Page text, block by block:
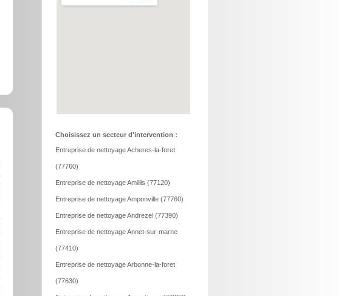
Choisissez un secteur d'intervention :
Entreprise de nettoyage Acheres-la-foret
(77760)
Entreprise de nettoyage Amillis (77120)
Entreprise de nettoyage Amponville (77760)
Entreprise de nettoyage Andrezel (77390)
Entreprise de nettoyage Annet-sur-marne
(77410)
Entreprise de nettoyage Arbonne-la-foret
(77630)